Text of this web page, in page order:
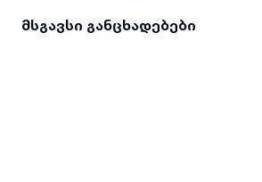
მსგავსი განცხადებები